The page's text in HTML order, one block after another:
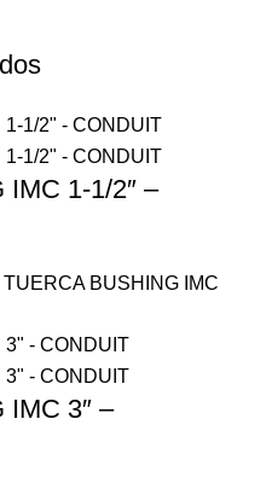
1-1/2″ –
TUERCA BUSHING IMC
IMC 3″ –